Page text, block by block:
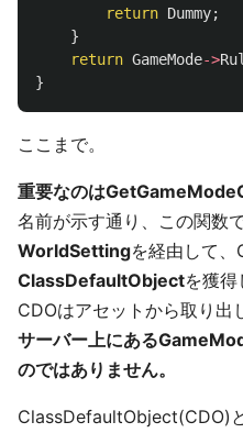
return Dummy;
}
return GameMode->
}
ここまで。
重要なのは
名前が示す通り、この関数
WorldSettingを経由して
ClassDefaultObjectを獲得
CDOはアセットから取り出
サーバー上にある
のではありません。
ClassDefaultObject(CDO)